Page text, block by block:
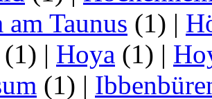
Taunus (1) |
(1) | Hoya (1) |
(1) |